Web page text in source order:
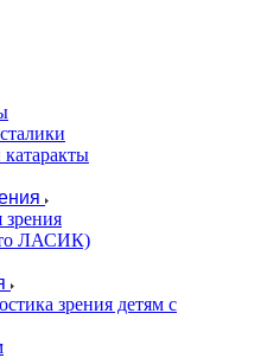
зрения
ЛАСИК)
зрения детям c